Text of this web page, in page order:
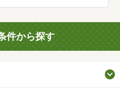
件から探す